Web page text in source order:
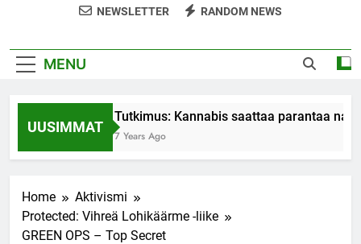
NEWSLETTER RANDOM NEWS
MENU
UUSIMMAT
Tutkimus: Kannabis saattaa parantaa
7 Years Ago
Home
Aktivismi
Protected: Vihreä Lohikäärme -liike
GREEN OPS – Top Secret